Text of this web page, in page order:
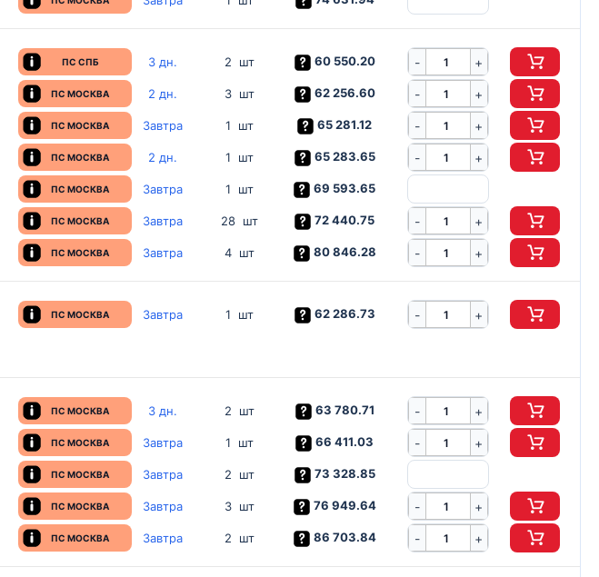
ПС СПБ 3 дн. 2 шт 60 550.20 - +
ПС МОСКВА 2 дн. 3 шт 62 256.60 - +
ПС МОСКВА Завтра 1 шт 65 281.12 - +
ПС МОСКВА 2 дн. 1 шт 65 283.65 - +
ПС МОСКВА Завтра 1 шт 69 593.65
ПС МОСКВА Завтра 28 шт 72 440.75 - +
ПС МОСКВА Завтра 4 шт 80 846.28 - +
ПС МОСКВА Завтра 1 шт 62 286.73 - +
ПС МОСКВА 3 дн. 2 шт 63 780.71 - +
ПС МОСКВА Завтра 1 шт 66 411.03 - +
ПС МОСКВА Завтра 2 шт 73 328.85
ПС МОСКВА Завтра 3 шт 76 949.64 - +
ПС МОСКВА Завтра 2 шт 86 703.84 - +